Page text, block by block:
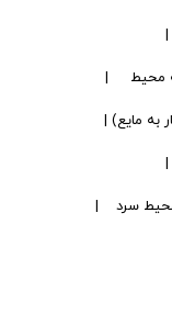
محیط |
به مایع) |
محیط سرد |